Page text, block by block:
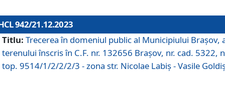
942/21.12.2023
Titlu: Trecerea în domeniul public al Municipiului Braşov,
terenului înscris în C.F. nr. 132656 Brașov, nr. cad. 5322,
top. 9514/1/2/2/2/3 - zona str. Nicolae Labiș - Vasile